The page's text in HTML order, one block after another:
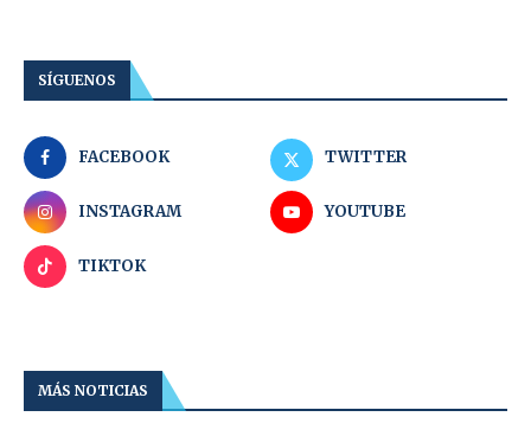
SÍGUENOS
FACEBOOK TWITTER
INSTAGRAM YOUTUBE
TIKTOK
MÁS NOTICIAS